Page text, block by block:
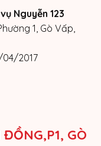
Nguyễn 123
1, Gò Vấp,
2017
GÒ